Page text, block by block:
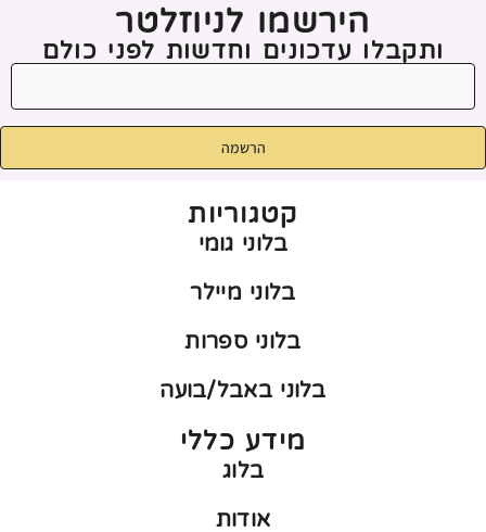
הירשמו לניוזלטר
ותקבלו עדכונים וחדשות לפני כולם
הרשמה
קטגוריות
בלוני גומי
בלוני מיילר
בלוני ספרות
בלוני באבל/בועה
מידע כללי
בלוג
אודות